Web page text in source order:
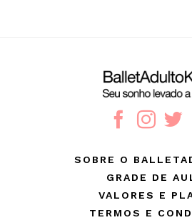
SOBRE O
GRADE DE
VALORES E
TERMOS E